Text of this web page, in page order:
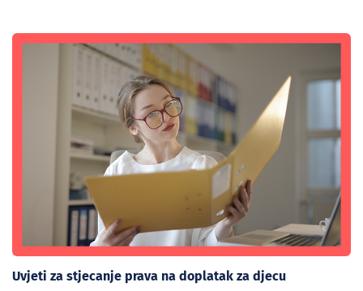
Uvjeti za stjecanje prava na doplatak za djecu